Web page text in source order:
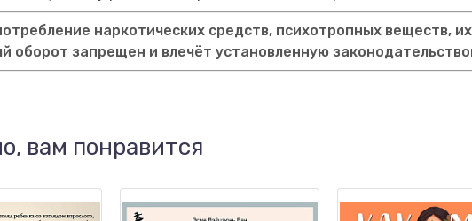
наркотических средств, психотропных веществ,
оборот запрещен и влечёт установленную
вам понравится